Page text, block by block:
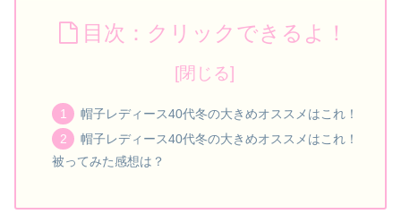
目次：クリックできるよ！
帽子レディース40代冬の大きめオススメはこれ！
帽子レディース40代冬の大きめオススメはこれ！
被ってみた感想は？